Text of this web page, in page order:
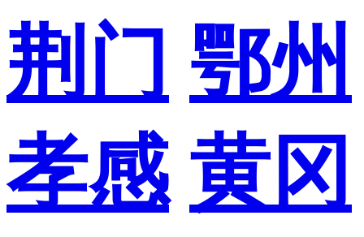
荆门 鄂州
孝感 黄冈